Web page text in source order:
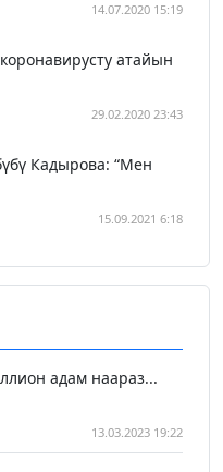
14.07.2020 15:19
атайын
29.02.2020 23:43
Кадырова: “Мен
15.09.2021 6:18
адам наараз...
13.03.2023 19:22